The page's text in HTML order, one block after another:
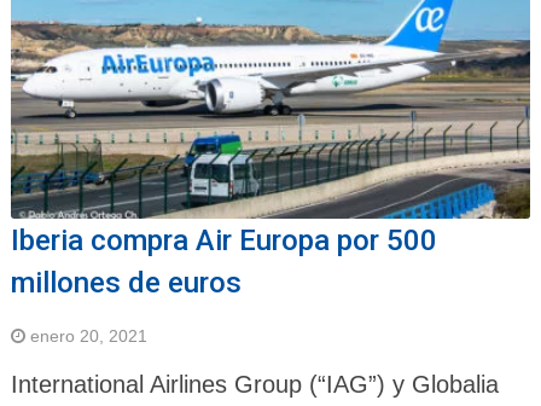
Iberia compra Air Europa por 500
millones de euros
enero 20, 2021
International Airlines Group (“IAG”) y Globalia